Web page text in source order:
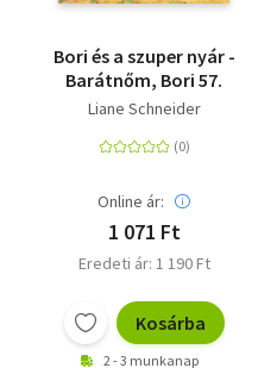
Bori és a szuper nyár -
Barátnőm, Bori 57.
Liane Schneider
Online ár:
1 071 Ft
Eredeti ár: 1 190 Ft
Kosárba
2 - 3 munkanap